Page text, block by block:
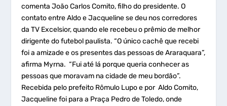
comenta João Carlos Comito, filho do presidente. O
contato entre Aldo e Jacqueline se deu nos corredores
da TV Excelsior, quando ele recebeu o prêmio de melhor
dirigente do futebol paulista. “O único cachê que recebi
foi a amizade e os presentes das pessoas de Araraquara”,
afirma Myrna. “Fui até lá porque queria conhecer as
pessoas que moravam na cidade de meu bordão”.
Recebida pelo prefeito Rômulo Lupo e por Aldo Comito,
Jacqueline foi para a Praça Pedro de Toledo, onde